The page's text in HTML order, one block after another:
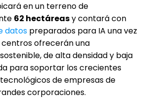
en un terreno de
62 hectáreasy contará con
datos preparados para IA una vez
centros ofrecerán una
de alta densidad y baja
para soportar los crecientes
de empresas de
corporaciones.